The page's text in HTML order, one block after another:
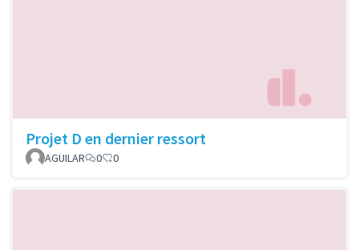
Projet D en dernier ressort
AGUILAR 0 0